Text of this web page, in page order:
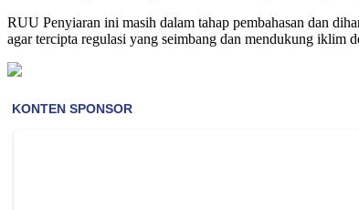
RUU Penyiaran ini masih dalam tahap pembahasan dan
agar tercipta regulasi yang seimbang dan mendukung iklim